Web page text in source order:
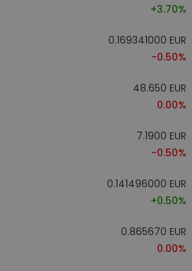
+3.70%
0.169341000 EUR
-0.50%
48.650 EUR
0.00%
7.1900 EUR
-0.50%
0.141496000 EUR
+0.50%
0.865670 EUR
0.00%